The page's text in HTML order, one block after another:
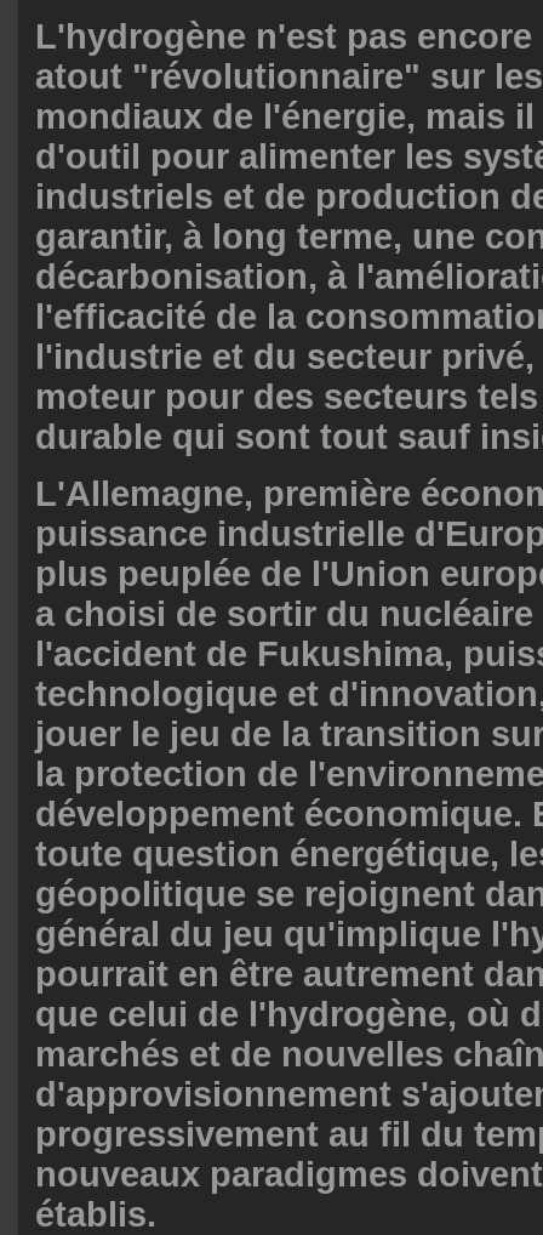
L'hydrogène n'est pas encore
atout "révolutionnaire" sur
mondiaux de l'énergie, mais
d'outil pour alimenter les
industriels et de production
garantir, à long terme, une
décarbonisation, à
l'efficacité de la
l'industrie et du secteur
moteur pour des secteurs
durable qui sont tout sauf
L'Allemagne, première
puissance industrielle
plus peuplée de l'Union
a choisi de sortir du nucléaire
l'accident de Fukushima,
technologique et
jouer le jeu de la transition
la protection de
développement économique.
toute question énergétique,
géopolitique se rejoignent
général du jeu qu'implique
pourrait en être autrement
que celui de l'hydrogène, où
marchés et de nouvelles
d'approvisionnement
progressivement au fil du
nouveaux paradigmes
établis.